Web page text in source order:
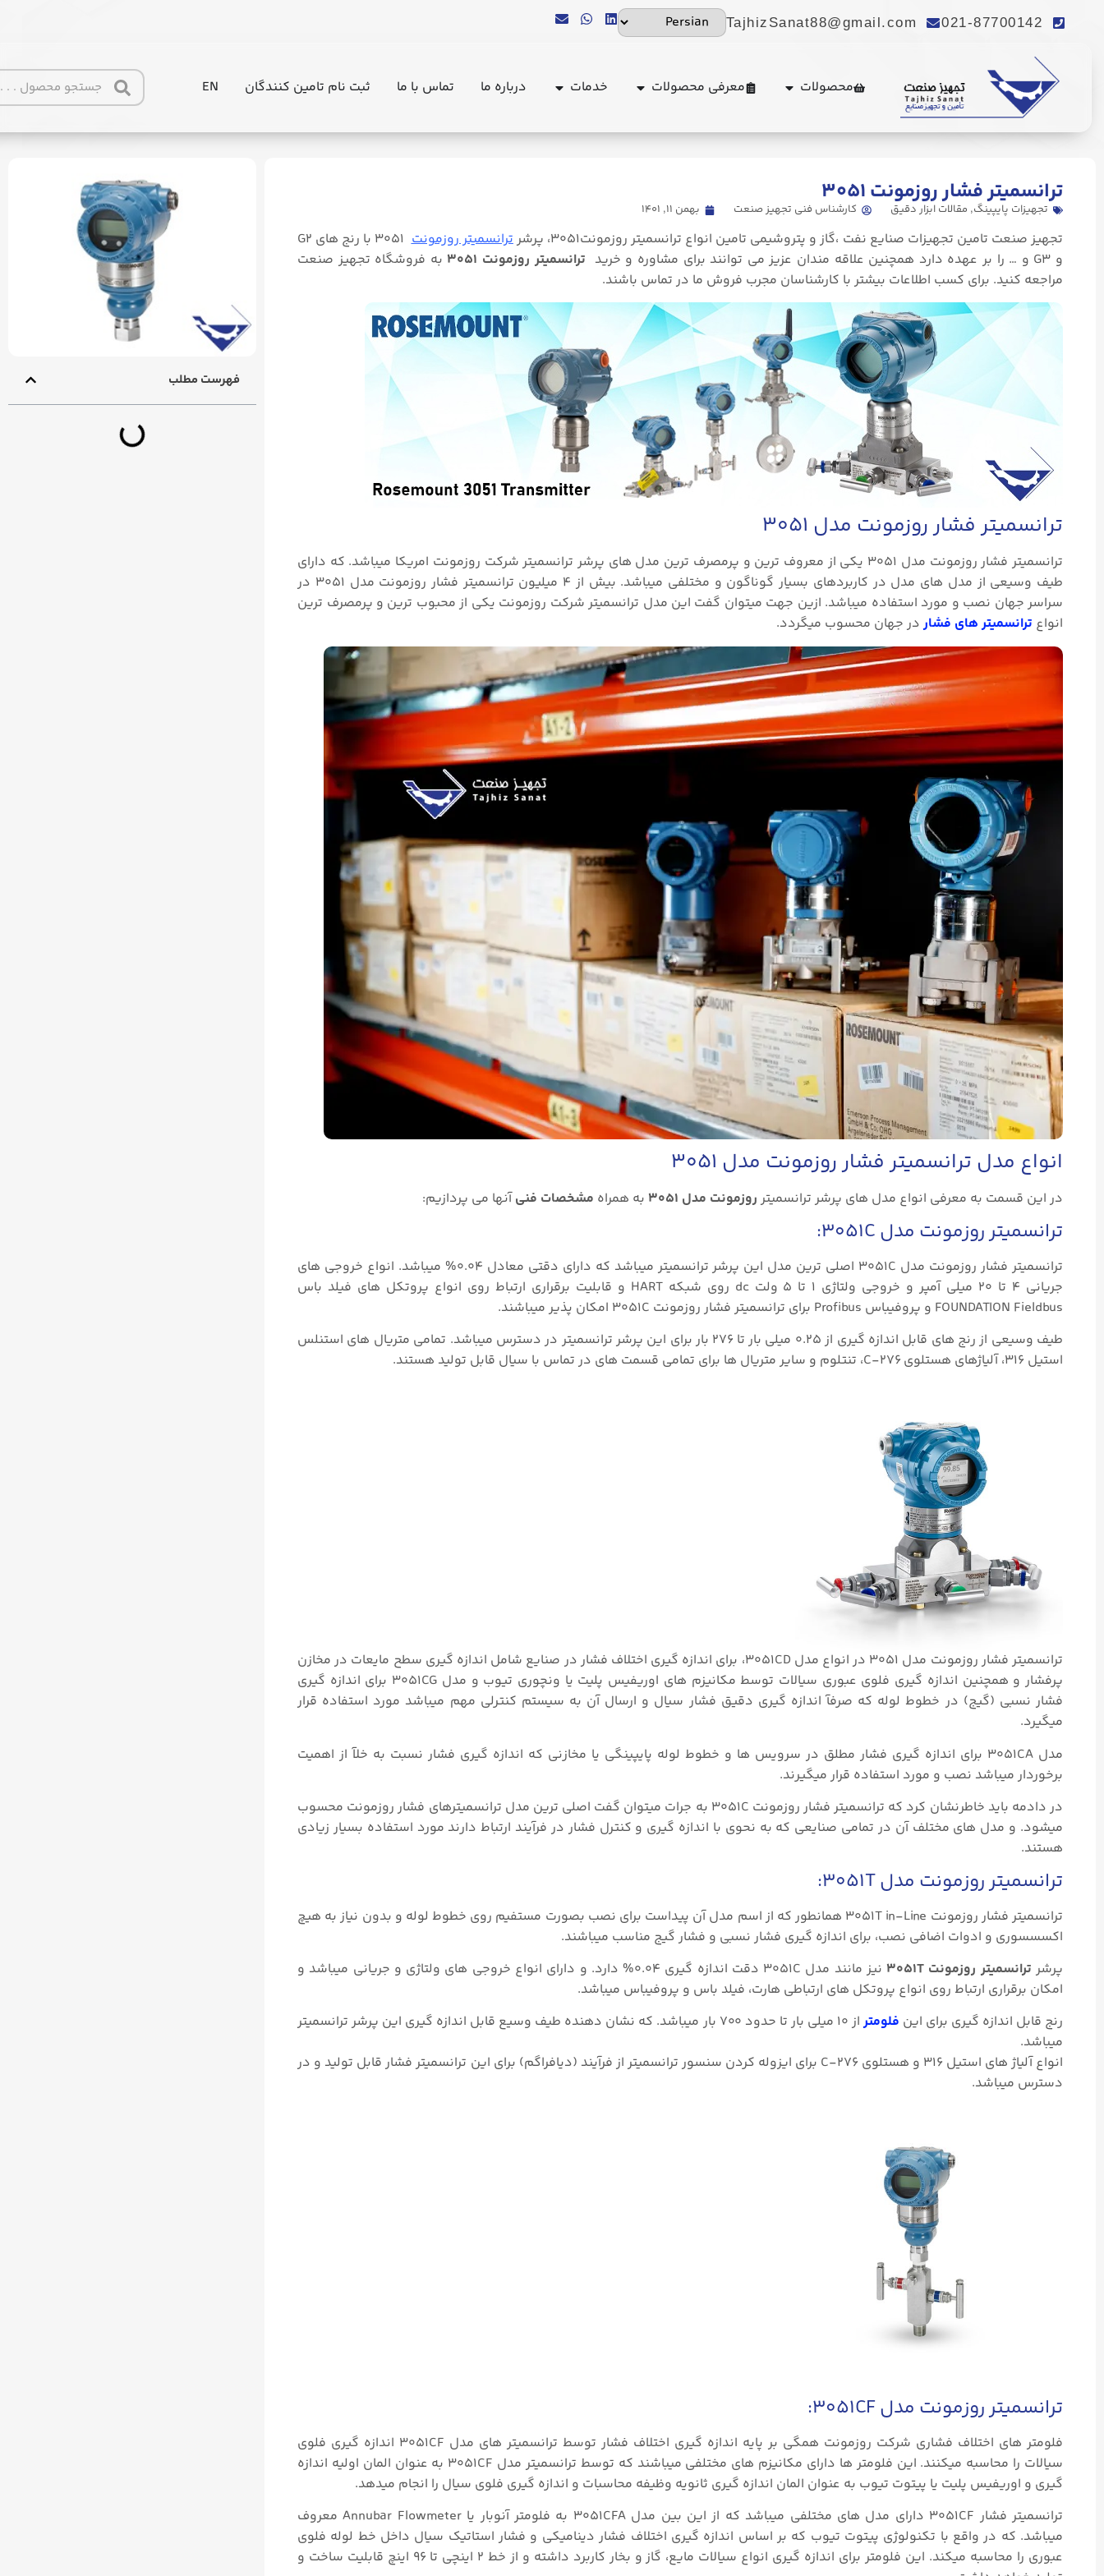
%d8%b1%d9%88%d8%b2%d9%85%d9%88%d9%86%d8%aa-3051.md. Send Accept: text/markdown to any URL for the same content.
021-87700142
TajhizSanat88@gmail.com
محصولات معرفی محصولات خدمات درباره ما تماس با ما ثبت نام تامین کنندگان EN
ترانسمیتر فشار روزمونت ۳۰۵۱
تجهیزات پایپینگ, مقالات ابزار دقیق کارشناس فنی تجهیز صنعت بهمن ۱۱, ۱۴۰۱
تجهیز صنعت تامین تجهیزات صنایع نفت ،گاز و پتروشیمی تامین انواع ترانسمیتر روزمونت3051، پرشر ترانسمیتر روزمونت
۳۰۵۱ با رنج های G2
و G3 و … را بر عهده دارد همچنین علاقه مندان عزیز می توانند برای مشاوره و خرید
ترانسمیتر روزمونت ۳۰۵۱
به فروشگاه تجهیز صنعت
مراجعه کنید. برای کسب اطلاعات بیشتر با کارشناسان مجرب فروش ما در تماس باشند.
ترانسمیتر فشار روزمونت مدل ۳۰۵۱
ترانسمیتر فشار روزمونت مدل ۳۰۵۱ یکی از معروف ترین و پرمصرف ترین مدل های پرشر ترانسمیتر شرکت روزمونت امریکا میباشد. که دارای
طیف وسیعی از مدل های مدل در کاربردهای بسیار گوناگون و مختلفی میباشد. بیش از ۴ میلیون ترانسمیتر فشار روزمونت مدل ۳۰۵۱ در
سراسر جهان نصب و مورد استفاده میباشد. ازین جهت میتوان گفت این مدل ترانسمیتر شرکت روزمونت یکی از محبوب ترین و پرمصرف ترین
انواع ترانسمیتر های فشاردر جهان محسوب میگردد.
انواع مدل ترانسمیتر فشار روزمونت مدل ۳۰۵۱
در این قسمت به معرفی انواع مدل های پرشر ترانسمیتر روزمونت مدل ۳۰۵۱ به همراه مشخصات فنیآنها می پردازیم:
ترانسمیتر روزمونت مدل 3051C:
ترانسمیتر فشار روزمونت مدل 3051C اصلی ترین مدل این پرشر ترانسمیتر میباشد که دارای دقتی معادل ۰.۰۴% میباشد. انواع خروجی های
جریانی ۴ تا ۲۰ میلی آمپر و خروجی ولتاژی ۱ تا ۵ ولت dc روی شبکه HART و قابلیت برقراری ارتباط روی انواع پروتکل های فیلد باس
FOUNDATION Fieldbus و پروفیباس Profibus برای ترانسمیتر فشار روزمونت 3051C امکان پذیر میباشند.
طیف وسیعی از رنج های قابل اندازه گیری از ۰.۲۵ میلی بار تا ۲۷۶ بار برای این پرشر ترانسمیتر در دسترس میباشد. تمامی متریال های استنلس
استیل ۳۱۶، آلیاژهای هستلوی C-۲۷۶، تنتلوم و سایر متریال ها برای تمامی قسمت های در تماس با سیال قابل تولید هستند.
ترانسمیتر فشار روزمونت مدل ۳۰۵۱ در انواع مدل 3051CD، برای اندازه گیری اختلاف فشار در صنایع شامل اندازه گیری سطح مایعات در مخازن
پرفشار و همچنین اندازه گیری فلوی عبوری سیالات توسط مکانیزم های اوریفیس پلیت یا ونچوری تیوب و مدل 3051CG برای اندازه گیری
فشار نسبی (گیج) در خطوط لوله که صرفآ اندازه گیری دقیق فشار سیال و ارسال آن به سیستم کنترلی مهم میباشد مورد استفاده قرار
میگیرد.
مدل 3051CA برای اندازه گیری فشار مطلق در سرویس ها و خطوط لوله پایپینگی یا مخازنی که اندازه گیری فشار نسبت به خلآ از اهمیت
برخوردار میباشد نصب و مورد استفاده قرار میگیرند.
در دادمه باید خاطرنشان کرد که ترانسمیتر فشار روزمونت 3051C به جرات میتوان گفت اصلی ترین مدل ترانسمیترهای فشار روزمونت محسوب
میشود. و مدل های مختلف آن در تمامی صنایعی که به نحوی با اندازه گیری و کنترل فشار در فرآیند ارتباط دارند مورد استفاده بسیار زیادی
هستند.
ترانسمیتر روزمونت مدل 3051T:
ترانسمیتر فشار روزمونت 3051T in-Line همانطور که از اسم مدل آن پیداست برای نصب بصورت مستفیم روی خطوط لوله و بدون نیاز به هیچ
اکسسسوری و ادوات اضافی نصب، برای اندازه گیری فشار نسبی و فشار گیج مناسب میباشند.
پرشر ترانسمیتر روزمونت 3051T
نیز مانند مدل 3051C دقت اندازه گیری ۰.۰۴% دارد. و دارای انواع خروجی های ولتاژی و جریانی میباشد و
امکان برقراری ارتباط روی انواع پروتکل های ارتباطی هارت، فیلد باس و پروفیباس میباشد.
رنج قابل اندازه گیری برای این فلومتر
از ۱۰ میلی بار تا حدود ۷۰۰ بار میباشد. که نشان دهنده طیف وسیع قابل اندازه گیری این پرشر ترانسمیتر
میباشد.
انواع آلیاژ های استیل ۳۱۶ و هستلوی C-۲۷۶ برای ایزوله کردن سنسور ترانسمیتر از فرآیند (دیافراگم) برای این ترانسمیتر فشار قابل تولید و در
دسترس میباشد.
ترانسمیتر روزمونت مدل 3051CF:
فلومتر های اختلاف فشاری شرکت روزمونت همگی بر پایه اندازه گیری اختلاف فشار توسط ترانسمیتر های مدل 3051CF اندازه گیری فلوی
سیالات را محاسبه میکنند. این فلومتر ها دارای مکانیزم های مختلفی میباشند که توسط ترانسمیتر مدل 3051CF به عنوان المان اولیه اندازه
گیری و اوریفیس پلیت یا پیتوت تیوب به عنوان المان اندازه گیری ثانویه وظیفه محاسبات و اندازه گیری فلوی سیال را انجام میدهد.
ترانسمیتر فشار 3051CF دارای مدل های مختلفی میباشد که از این بین مدل 3051CFA به فلومتر آنوبار یا Annubar Flowmeter معروف
میباشد. که در واقع با تکنولوژی پیتوت تیوب که بر اساس اندازه گیری اختلاف فشار دینامیکی و فشار استاتیک سیال داخل خط لوله فلوی
عبوری را محاسبه میکند. این فلومتر برای اندازه گیری انواع سیالات مایع، گاز و بخار کاربرد داشته و از خط ۲ اینچی تا ۹۶ اینچ قابلیت ساخت و
فهرست مطلب